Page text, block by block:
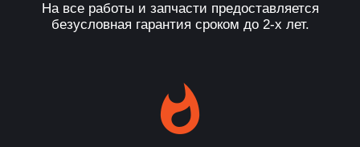
На все работы и запчасти предоставляется
безусловная гарантия сроком до 2-х лет.